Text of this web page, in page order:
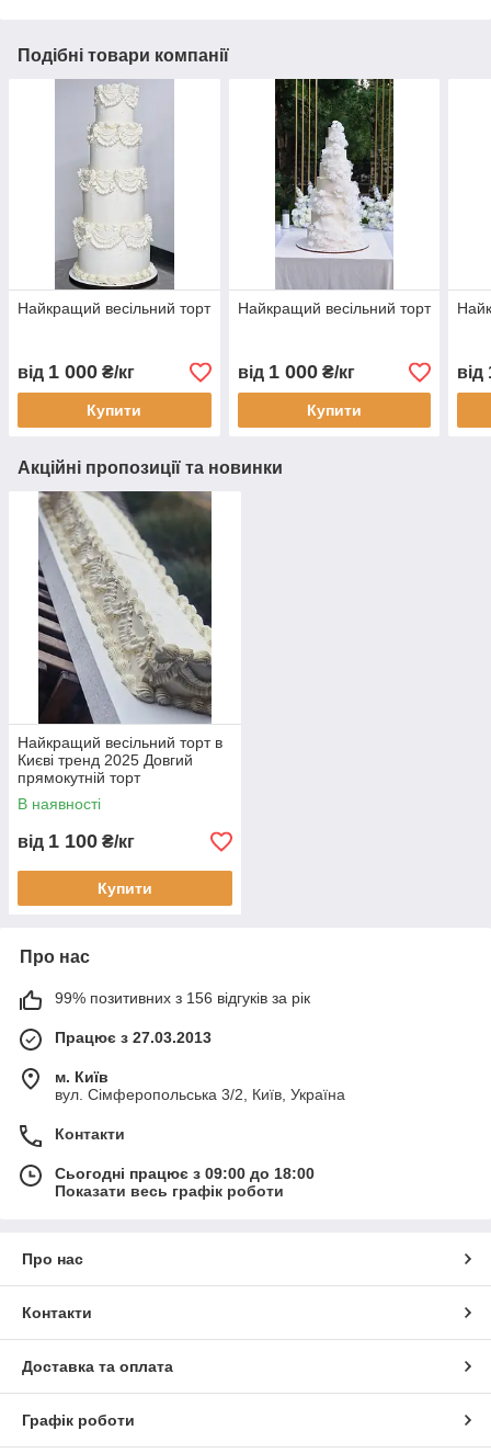
Подібні товари компанії
Найкращий весільний торт
від 1 000 ₴/кг
Купити
Найкращий весільний торт
від 1 000₴/кг
Купити
від
Акційні пропозиції та новинки
Найкращий весільний торт в
Києві тренд 2025 Довгий
прямокутній торт
В наявності
від 1 100 ₴/кг
Купити
Про нас
99% позитивних з 156 відгуків за рік
Працює з 27.03.2013
м. Київ
вул. Сімферопольська 3/2, Київ, Україна
Контакти
Сьогодні працює з 09:00 до 18:00
Показати весь графік роботи
Про нас
Контакти
Доставка та оплата
Графік роботи